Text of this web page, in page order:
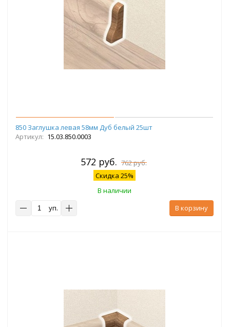
850 Заглушка левая 58мм Дуб белый 25шт
Артикул: 15.03.850.0003
572 руб. 762 руб.
Скидка 25%
В наличии
уп.
В корзину